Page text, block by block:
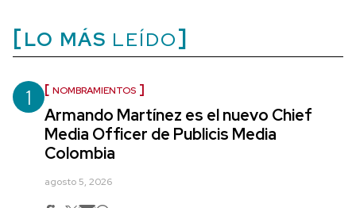
LO MÁS LEÍDO
1 NOMBRAMIENTOS
Armando Martínez es el nuevo Chief
Media Officer de Publicis Media
Colombia
agosto 5, 2026